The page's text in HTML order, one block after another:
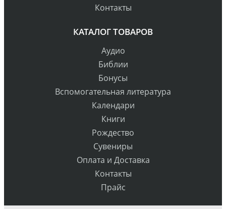
Контакты
КАТАЛОГ ТОВАРОВ
Аудио
Библии
Бонусы
Вспомогательная литература
Календари
Книги
Рождество
Сувениры
Оплата и Доставка
Контакты
Прайс